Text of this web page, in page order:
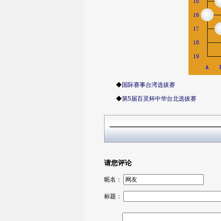
◆国际赛事台湾选拔赛
◆第5届百灵杯中华台北选拔赛
请您评论
昵名：
标题：